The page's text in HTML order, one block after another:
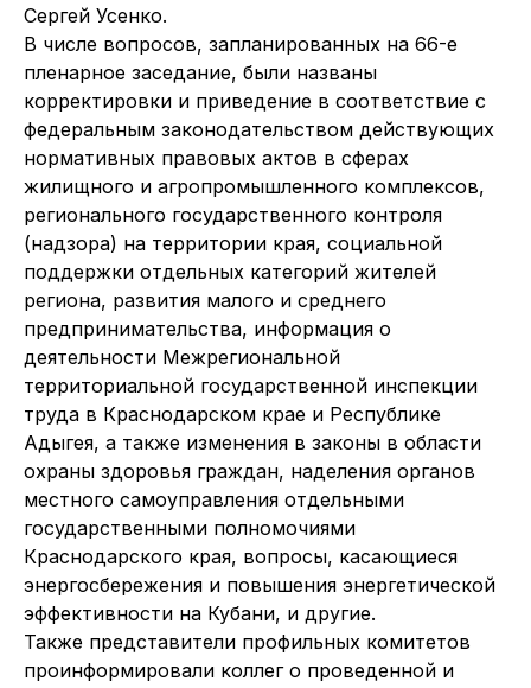
Сергей Усенко.
В числе вопросов, запланированных на 66-е
пленарное заседание, были названы
корректировки и приведение в соответствие с
федеральным законодательством действующих
нормативных правовых актов в сферах
жилищного и агропромышленного комплексов,
регионального государственного контроля
(надзора) на территории края, социальной
поддержки отдельных категорий жителей
региона, развития малого и среднего
предпринимательства, информация о
деятельности Межрегиональной
территориальной государственной инспекции
труда в Краснодарском крае и Республике
Адыгея, а также изменения в законы в области
охраны здоровья граждан, наделения органов
местного самоуправления отдельными
государственными полномочиями
Краснодарского края, вопросы, касающиеся
энергосбережения и повышения энергетической
эффективности на Кубани, и другие.
Также представители профильных комитетов
проинформировали коллег о проведенной и